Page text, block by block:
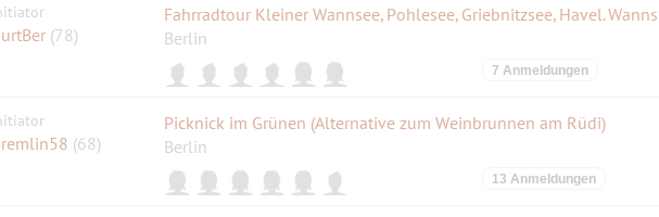
(78)
Fahrradtour Kleiner Wannsee, Pohlesee, Griebnitzsee, Havel.
Berlin
7 Anmeldungen
(68)
Picknick im Grünen (Alternative zum Weinbrunnen am Rüdi)
Berlin
13 Anmeldungen